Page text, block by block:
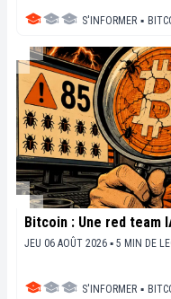
S'INFORMER ▪
Bitcoin : Une red team
JEU 06 AOÛT 2026 ▪ 5 MIN DE
S'INFORMER ▪